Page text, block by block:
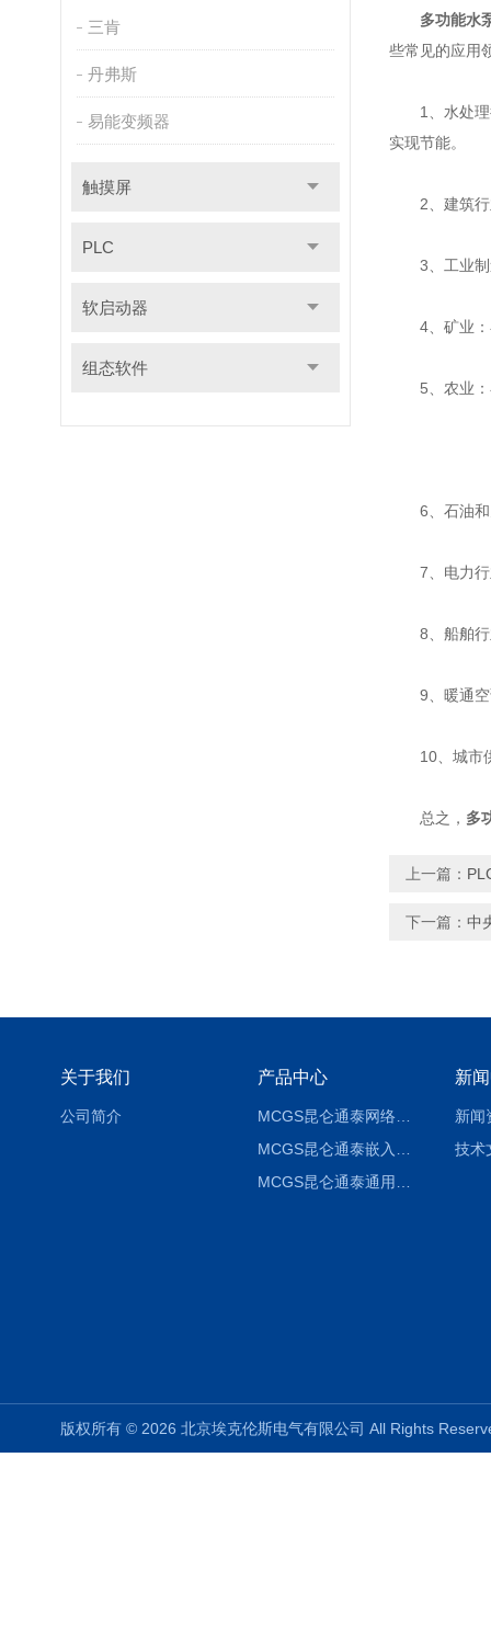
三肯
丹弗斯
易能变频器
触摸屏
PLC
软启动器
组态软件
多功能水
些常见的应用
1、水处理
实现节能。
2、建筑行业
3、工业制造
4、矿业：在
5、农业：在
6、石油和天
7、电力行业
8、船舶行业
9、暖通空调
10、城市供
总之， 多
上一篇：
下一篇： 中
关于我们
公司简介
产品中心
MCGS昆仑通泰网络版组态软件报价
新
新闻
技术
版权所有 © 2026 北京埃克伦斯电气有限公司 All Rights